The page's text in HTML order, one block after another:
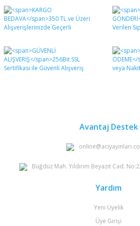
Bu ürüne ilk yorumu siz
Yorum Yaz
Bu ürünün fiyat bilgisi, resim, ürün
diğer konularda yetersiz gördüğünüz
formunu kullanarak tarafımıza
Görüş ve önerileriniz için teşekkür
Ürün resmi kalitesiz, bozuk veya
Ürün açıklamasında eksik bilgiler
Avantaj Destek
Büğdüz Mah. Yıldırım Beyazıt Cad.
Yardım
Yeni Üyelik
Üye Girişi